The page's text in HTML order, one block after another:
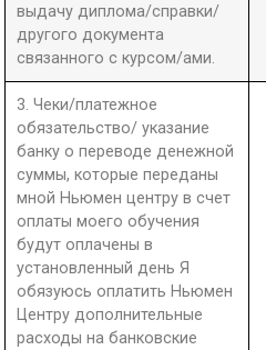
выдачу диплома/справки/
другого документа
связанного с курсом/ами.
3. Чеки/платежное
обязательство/ указание
банку о переводе денежной
суммы, которые переданы
мной Ньюмен центру в счет
оплаты моего обучения
будут оплачены в
установленный день Я
обязуюсь оплатить Ньюмен
Центру дополнительные
расходы на банковские